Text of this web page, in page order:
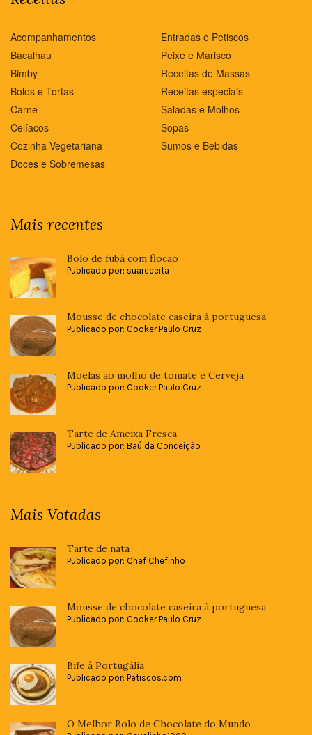
Acompanhamentos
Bacalhau
Bimby
Bolos e Tortas
Carne
Celíacos
Cozinha Vegetariana
Doces e Sobremesas
Entradas e Petiscos
Peixe e Marisco
Receitas de Massas
Receitas especiais
Saladas e Molhos
Sopas
Sumos e Bebidas
Mais recentes
Bolo de fubá com flocão
Publicado por: suareceita
Mousse de chocolate caseira à portuguesa
Publicado por: Cooker Paulo Cruz
Moelas ao molho de tomate e Cerveja
Publicado por: Cooker Paulo Cruz
Tarte de Ameixa Fresca
Publicado por: Baú da Conceição
Mais Votadas
Tarte de nata
Publicado por: Chef Chefinho
Mousse de chocolate caseira à portuguesa
Publicado por: Cooker Paulo Cruz
Bife à Portugália
Publicado por: Petiscos.com
O Melhor Bolo de Chocolate do Mundo